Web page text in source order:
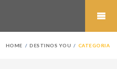
HOME DESTINOS YOU CATEGORIA